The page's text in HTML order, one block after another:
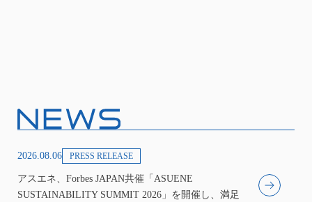
2026.08.06 PRESS RELEASE
アスエネ、Forbes JAPAN共催「ASUENE
SUSTAINABILITY SUMMIT 2026」を開催し、満足